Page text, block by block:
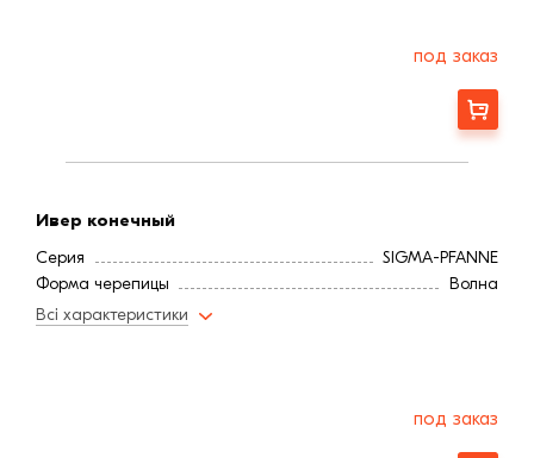
под заказ
Заказать
Ивер конечный
Серия
SIGMA-PFANNE
Форма черепицы
Волна
Всі характеристики
под заказ